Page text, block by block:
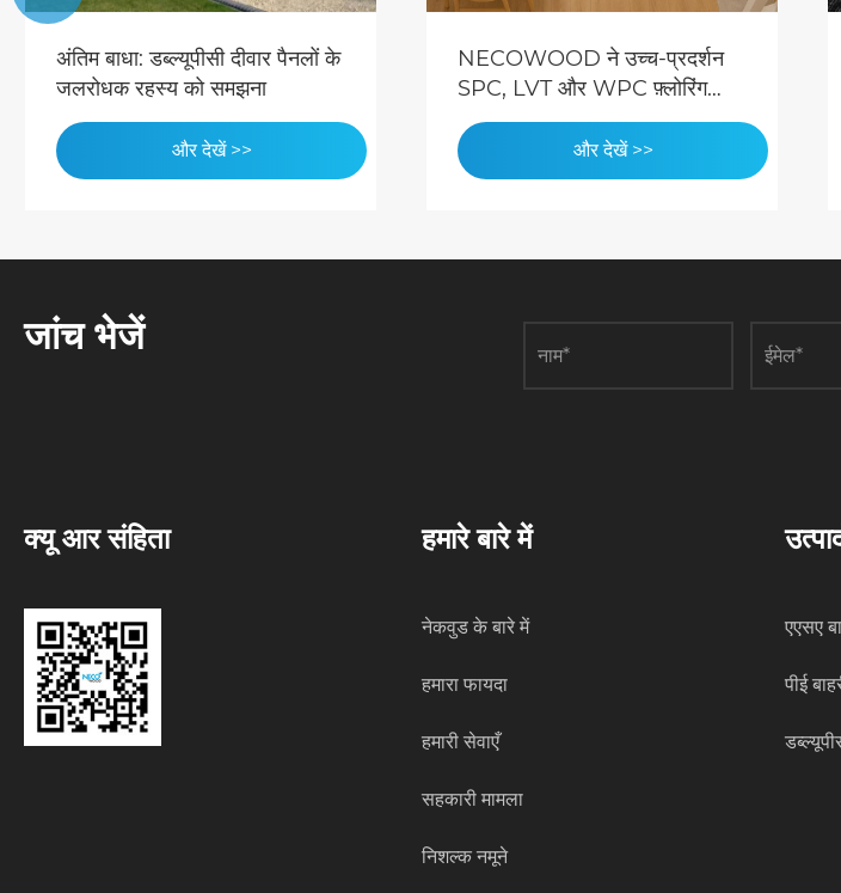
NECOWOOD ने उच्च-प्रदर्शन
SPC, LVT और WPC फ़्लोरिंग
समाधानों के साथ वैश्विक परियोजना
आपूर्ति का विस्तार किया
और देखें >>
भूकंप-तैयार और सड़ांध-रोधी: NZ में
NECOWOOD उच्च-प्रदर्शन
WPC भूमि
और देखें >>
जांच भेजें
क्यू आर संहिता हमारे बारे में
नेकवुड के बारे में
हमारा फायदा
हमारी सेवाएँ
सहकारी मामला
निशल्क नमूने
एएसए
पीई